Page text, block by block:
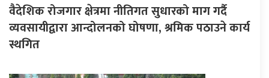
वैदेशिक रोजगार क्षेत्रमा नीतिगत सुधारको माग गर्दै
व्यवसायीद्वारा आन्दोलनको घोषणा, श्रमिक पठाउने कार्य
स्थगित